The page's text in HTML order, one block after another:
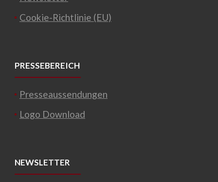
Cookie-Richtlinie (EU)
PRESSEBEREICH
Presseaussendungen
Logo Download
NEWSLETTER